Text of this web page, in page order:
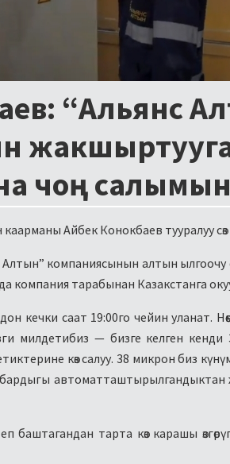
“Альянс
чоң
Айбек Конокбаев тууралуу
компаниясынын алтын
тарабынан Казакстанга
кечки саат 19:00го чейин уланат.
милдетибиз — бизге келген
көз салуу. 38 микрон биз
бардыгы
тарта көз карашы өзгөрүп,